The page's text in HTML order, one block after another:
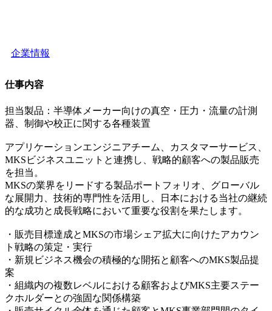
企業情報
仕事内容
担当製品：半導体メーカー向けの真空・圧力・流量の計測
器、制御や校正に関する各種装置
アプリケーションエンジニアチーム、カスタマーサービス、
MKSビジネスユニットと連携し、戦略的顧客への製品販売
を担当。
MKSの業界をリードする製品ポートフォリオ、グローバル
な展開力、技術的専門性を活用し、日本における当社の継続
的な成功と成長戦略において重要な役割を果たします。
・販売目標達成とMKSの市場シェア拡大に向けたアカウン
ト戦略の策定・実行
・新規ビジネス機会の積極的な開拓と顧客へのMKS製品提
案
・組織内の複数レベルにおける顧客およびMKS主要ステー
クホルダーとの強固な関係構築